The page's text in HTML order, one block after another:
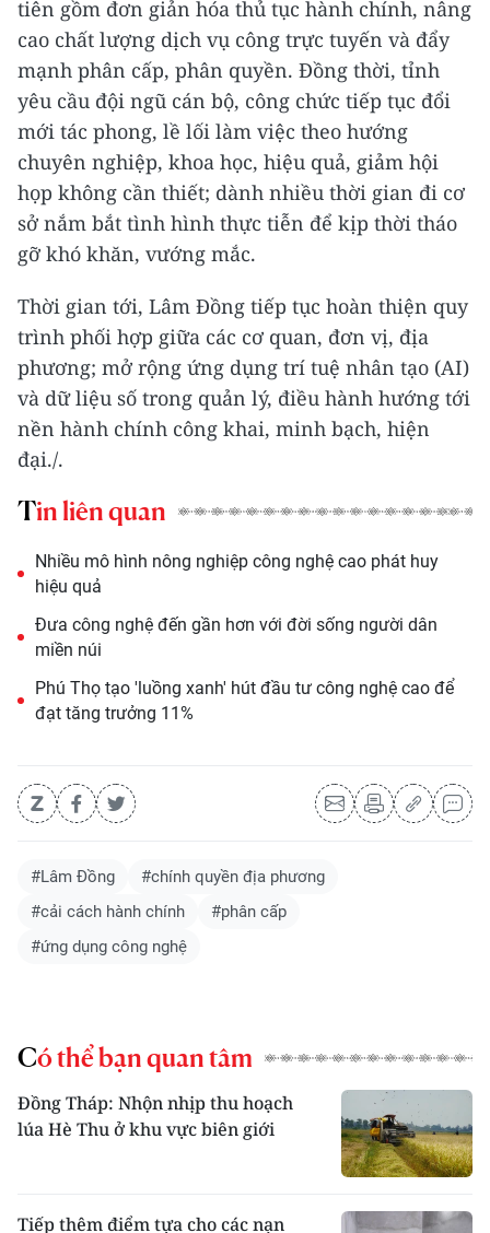
tiên gồm đơn giản hóa thủ tục hành chính, nâng
cao chất lượng dịch vụ công trực tuyến và đẩy
mạnh phân cấp, phân quyền. Đồng thời, tỉnh
yêu cầu đội ngũ cán bộ, công chức tiếp tục đổi
mới tác phong, lề lối làm việc theo hướng
chuyên nghiệp, khoa học, hiệu quả, giảm hội
họp không cần thiết; dành nhiều thời gian đi cơ
sở nắm bắt tình hình thực tiễn để kịp thời tháo
gỡ khó khăn, vướng mắc.
Thời gian tới, Lâm Đồng tiếp tục hoàn thiện quy
trình phối hợp giữa các cơ quan, đơn vị, địa
phương; mở rộng ứng dụng trí tuệ nhân tạo (AI)
và dữ liệu số trong quản lý, điều hành hướng tới
nền hành chính công khai, minh bạch, hiện
đại./.
Tin liên quan
Nhiều mô hình nông nghiệp công nghệ cao phát huy
hiệu quả
Đưa công nghệ đến gần hơn với đời sống người dân
miền núi
Phú Thọ tạo 'luồng xanh' hút đầu tư công nghệ cao để
đạt tăng trưởng 11%
#Lâm Đồng
#chính quyền địa phương
#cải cách hành chính
#phân cấp
#ứng dụng công nghệ
Có thể bạn quan tâm
Đồng Tháp: Nhộn nhịp thu hoạch
lúa Hè Thu ở khu vực biên giới
Tiếp thêm điểm tựa cho các nạn